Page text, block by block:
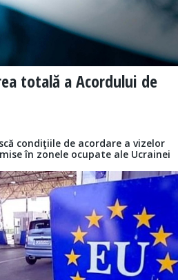
totală a Acordului de
condiţiile de acordare a vizelor
în zonele ocupate ale Ucrainei